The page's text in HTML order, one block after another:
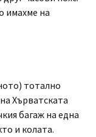
имахме на
тотално
Хърватската
багаж на една
и колата.